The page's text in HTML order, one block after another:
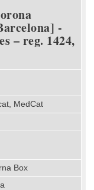
-
– reg. 1424,
MedCat
Box